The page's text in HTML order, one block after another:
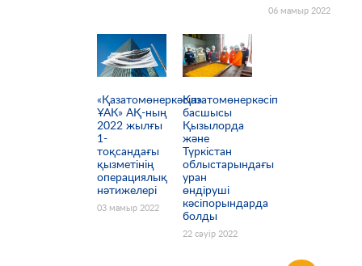
06 мамыр 2022
«Қазатомөнеркәсіп»
ҰАК» АҚ-ның
2022 жылғы
1-
тоқсандағы
қызметінің
операциялық
нәтижелері
03 мамыр 2022
Қазатомөнеркәсіп
басшысы
Қызылорда
және
Түркістан
облыстарындағы
уран
өндіруші
кәсіпорындарда
болды
22 сәуір 2022